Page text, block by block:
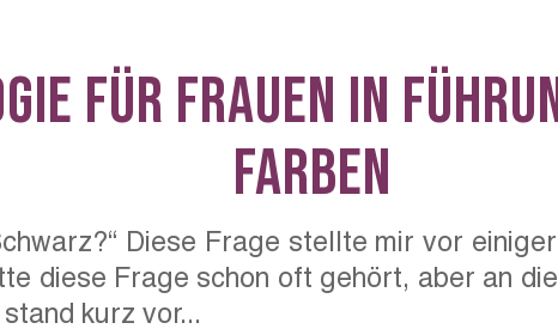
für Frauen in
Farben
Diese Frage stellte mir vor
diese Frage schon oft gehört, aber an
kurz vor...